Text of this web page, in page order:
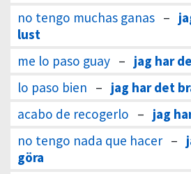
no tengo muchas ganas –
lust
me lo paso guay – jag har
lo paso bien – jag har det
acabo de recogerlo – jag
no tengo nada que hacer –
göra